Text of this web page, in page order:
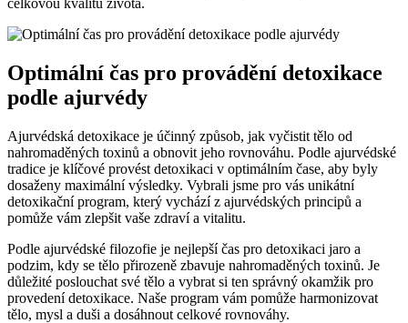
celkovou kvalitu života.
Optimální čas pro provádění detoxikace
podle ajurvédy
Ajurvédská detoxikace je účinný způsob, jak vyčistit tělo od
nahromaděných toxinů a obnovit jeho rovnováhu. Podle ajurvédské
tradice je klíčové provést detoxikaci v optimálním čase, aby byly
dosaženy maximální výsledky. Vybrali jsme pro vás unikátní
detoxikační program, který vychází z ajurvédských principů a
pomůže vám zlepšit vaše zdraví a vitalitu.
Podle ajurvédské filozofie je nejlepší čas pro detoxikaci jaro a
podzim, kdy se tělo přirozeně zbavuje nahromaděných toxinů. Je
důležité poslouchat své tělo a vybrat si ten správný okamžik pro
provedení detoxikace. Naše program vám pomůže harmonizovat
tělo, mysl a duši a dosáhnout celkové rovnováhy.